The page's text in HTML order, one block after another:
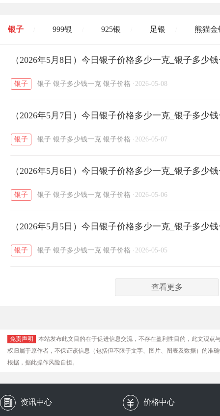
银子 999银 925银 足银 熊猫金
开国纪念币 大清银币 / 长城币 / 老
菜百 周生生 周大生
六福 / 金至尊 / 潮宏基 / 亚一金店
（2026年5月8日）今日银子价格多少一克_银子多少
银子 银子 银子多少钱一克 银子价格 · 2026-05-08
（2026年5月7日）今日银子价格多少一克_银子多少
银子 银子 银子多少钱一克 银子价格 · 2026-05-07
（2026年5月6日）今日银子价格多少一克_银子多少
银子 银子 银子多少钱一克 银子价格 · 2026-05-06
（2026年5月5日）今日银子价格多少一克_银子多少
银子 银子 银子多少钱一克 银子价格 · 2026-05-05
查看更多
免责声明
本站发布此文目的在于促进信息交流，不存在盈利性目的，此文观
权归属于原作者，不保证该信息（包括但不限于文字、图片、图表及数据）的准
根据，据此操作风险自担。
资讯中心 价格中心